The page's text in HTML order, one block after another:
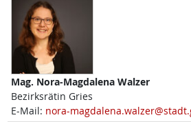
Mag. Nora-Magdalena Walzer
Bezirksrätin Gries
E-Mail: nora-